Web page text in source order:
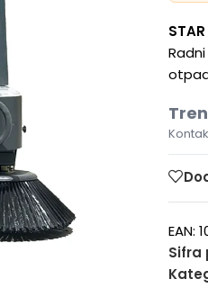
STAR
EAN:
Sifra